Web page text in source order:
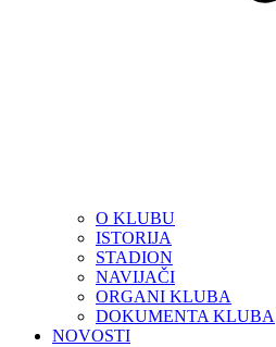
O KLUBU
ISTORIJA
STADION
NAVIJAČI
ORGANI KLUBA
DOKUMENTA KLUBA
NOVOSTI